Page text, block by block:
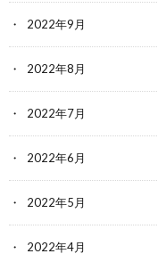
2022年9月
2022年8月
2022年7月
2022年6月
2022年5月
2022年4月